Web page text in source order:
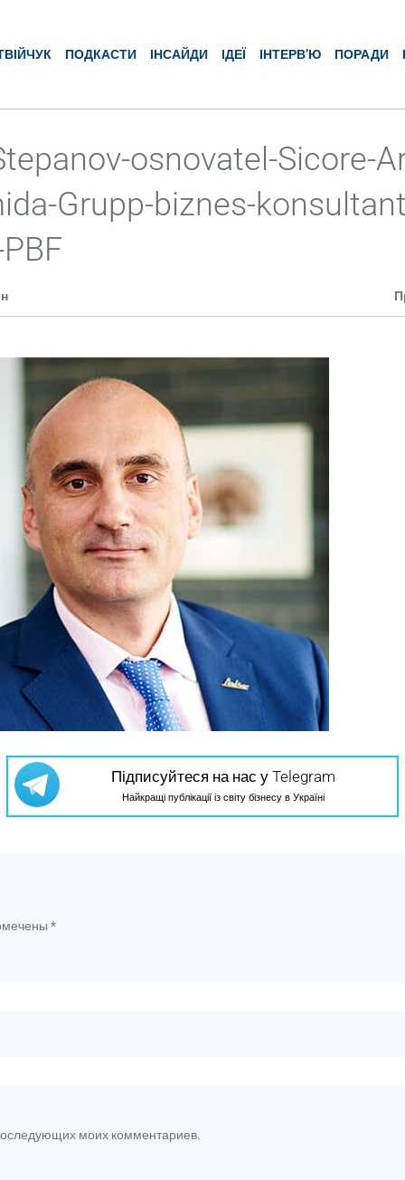
ПОДКАСТИ ІНСАЙДИ ІДЕЇ ІНТЕРВ’Ю ПОРАДИ
osnovatel-Sicore-
Grupp-biznes-
Підписуйтеся на нас у Telegram
Найкращі публікації із світу бізнесу в Україні
*
моих комментариев.